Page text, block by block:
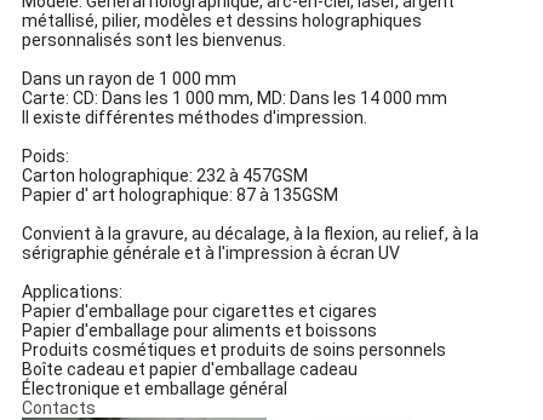
métallisé, pilier, modèles et dessins holographiques
personnalisés sont les bienvenus.
Dans un rayon de 1 000 mm
Carte: CD: Dans les 1 000 mm, MD: Dans les 14 000 mm
Il existe différentes méthodes d'impression.
Poids:
Carton holographique: 232 à 457GSM
Papier d' art holographique: 87 à 135GSM
Convient à la gravure, au décalage, à la flexion, au relief, à la
sérigraphie générale et à l'impression à écran UV
Applications:
Papier d'emballage pour cigarettes et cigares
Papier d'emballage pour aliments et boissons
Produits cosmétiques et produits de soins personnels
Boîte cadeau et papier d'emballage cadeau
Électronique et emballage général
Contacts